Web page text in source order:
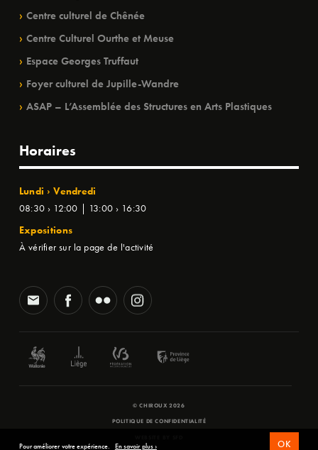
Centre culturel de Chênée
Centre Culturel Ourthe et Meuse
Espace Georges Truffaut
Foyer culturel de Jupille-Wandre
ASAP – L’Assemblée des Structures en Arts Plastiques
Horaires
Lundi › Vendredi
08:30 › 12:00 | 13:00 › 16:30
Expositions
À vérifier sur la page de l'activité
© CHIROUX 2026
POLITIQUE DE CONFIDENTIALITÉ
Pour améliorer votre expérience. En savoir plus › OK